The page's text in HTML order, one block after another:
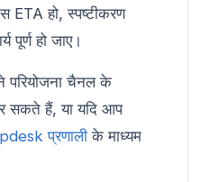
ETA हो, स्पष्टीकरण
पूर्ण हो जाए।
परियोजना चैनल के
सकते हैं, या यदि आप
प्रणालीके माध्यम